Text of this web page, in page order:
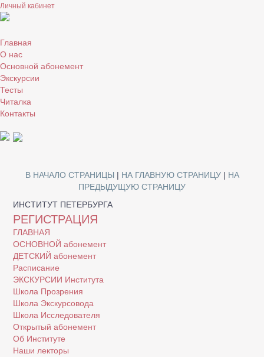
Личный кабинет
Главная
О нас
Основной абонемент
Экскурсии
Тесты
Читалка
Контакты
В НАЧАЛО СТРАНИЦЫ| НА ГЛАВНУЮ СТРАНИЦУ| НА
ПРЕДЫДУЩУЮ СТРАНИЦУ
ИНСТИТУТ ПЕТЕРБУРГА
РЕГИСТРАЦИЯ
ГЛАВНАЯ
ОСНОВНОЙ абонемент
ДЕТСКИЙ абонемент
Расписание
ЭКСКУРСИИ Института
Школа Прозрения
Школа Экскурсовода
Школа Исследователя
Открытый абонемент
Об Институте
Наши лекторы